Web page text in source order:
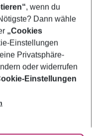
, wenn du
Dann wähle
„Cookies
Einstellungen
Privatsphäre-
oder widerrufen
Einstellungen